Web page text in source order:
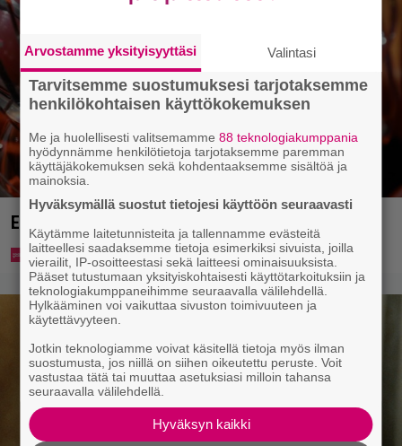
Eurojackpotista 80 000 euroa Suomeen – tänne
Arvostamme yksityisyyttäsi Valintasi
Tarvitsemme suostumuksesi tarjotaksemme
henkilökohtaisen käyttökokemuksen
Me ja huolellisesti valitsemamme88 teknologiakumppania
hyödynnämme henkilötietoja tarjotaksemme paremman
käyttäjäkokemuksen sekä kohdentaaksemme sisältöä ja
mainoksia.
Hyväksymällä suostut tietojesi käyttöön seuraavasti
Käytämme laitetunnisteita ja tallennamme evästeitä
laitteellesi saadaksemme tietoja esimerkiksi sivuista, joilla
vierailit, IP-osoitteestasi sekä laitteesi ominaisuuksista.
Pääset tutustumaan yksityiskohtaisesti käyttötarkoituksiin ja
teknologiakumppaneihimme seuraavalla välilehdellä.
Hylkääminen voi vaikuttaa sivuston toimivuuteen ja
käytettävyyteen.
Jotkin teknologiamme voivat käsitellä tietoja myös ilman
suostumusta, jos niillä on siihen oikeutettu peruste. Voit
vastustaa tätä tai muuttaa asetuksiasi milloin tahansa
seuraavalla välilehdellä.
Hyväksyn kaikki